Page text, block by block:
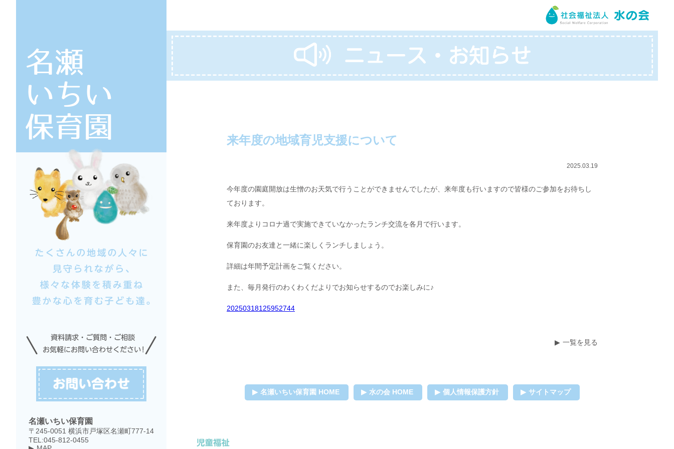
名瀬いちい保育園
〒245-0051 横浜市戸塚区名瀬町777-14
TEL:045-812-0455
来年度の地域育児支援について
2025.03.19
今年度の園庭開放は生憎のお天気で行うことができませんでしたが、来年度も行いますので皆様のご参加をお待ちし
ております。
来年度よりコロナ過で実施できていなかったランチ交流を各月で行います。
保育園のお友達と一緒に楽しくランチしましょう。
詳細は年間予定計画をご覧ください。
また、毎月発行のわくわくだよりでお知らせするのでお楽しみに♪
20250318125952744
一覧を見る
名瀬いちい保育園 HOME 水の会 HOME 個人情報保護方針 サイトマップ